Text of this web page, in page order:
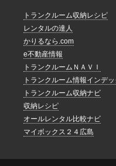
トランクルーム収納レシピ
レンタルの達人
かりるなら.com
e不動産情報
トランクルームＮＡＶＩ
トランクルーム情報インデ
トランクルーム収納ナビ
収納レシピ
オールレンタル比較ナビ
マイボックス２４広島